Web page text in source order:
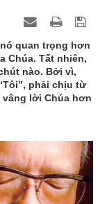
quan trọng hơn
Chúa. Tất nhiên,
nào. Bởi vì,
phải chịu từ
vâng lời Chúa hơn